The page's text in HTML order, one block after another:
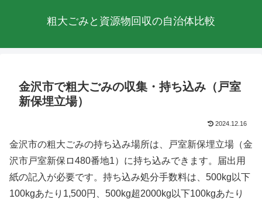
粗大ごみと資源物回収の自治体比較
金沢市で粗大ごみの収集・持ち込み（戸室
新保埋立場）
2024.12.16
金沢市の粗大ごみの持ち込み場所は、戸室新保埋立場（金
沢市戸室新保ロ480番地1）に持ち込みできます。届出用
紙の記入が必要です。持ち込み処分手数料は、500kg以下
100kgあたり1,500円、500kg超2000kg以下100kgあたり